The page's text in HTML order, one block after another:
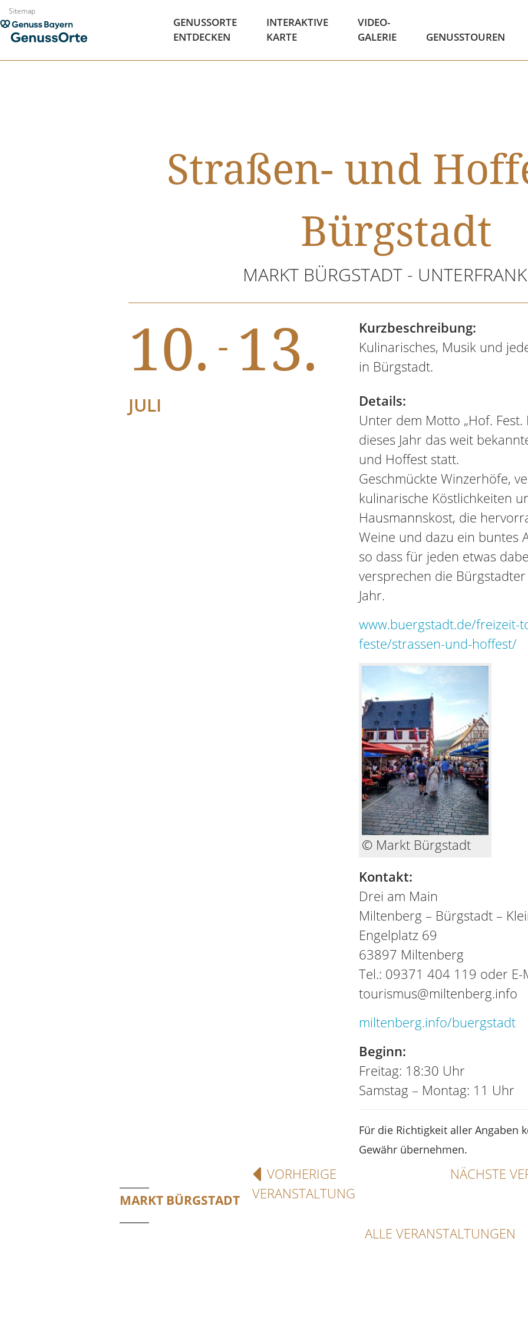
Zum
Inhalt
springen
Sitemap
GENUSSORTE
ENTDECKEN
INTERAKTIVE
KARTE
VIDEO-
GALERIE
GENUSSTOUREN
Straßen- und
Bürgstadt
MARKT BÜRGSTADT -
10.
JULI
- 13.
Kurzbeschreibung:
Kulinarisches, Musik und
in Bürgstadt.
Details:
Unter dem Motto „Hof. Fest.
dieses Jahr das weit
und Hoffest statt.
Geschmückte Winzerhöfe,
kulinarische Köstlichkeiten
Hausmannskost, die
Weine und dazu ein buntes
so dass für jeden etwas
versprechen die
Jahr.
www.buergstadt.de/freizeit-
feste/strassen-und-hoffest/
© Markt Bürgstadt
Kontakt:
Drei am Main
Miltenberg – Bürgstadt –
Engelplatz 69
63897 Miltenberg
Tel.: 09371 404 119 oder E-
tourismus@miltenberg.info
miltenberg.info/buergstadt
Beginn:
Freitag: 18:30 Uhr
Samstag – Montag: 11 Uhr
Für die Richtigkeit aller Angaben
Gewähr übernehmen.
MARKT BÜRGSTADT
VORHERIGE
VERANSTALTUNG
NÄCHSTE
ALLE VERANSTALTUNGEN